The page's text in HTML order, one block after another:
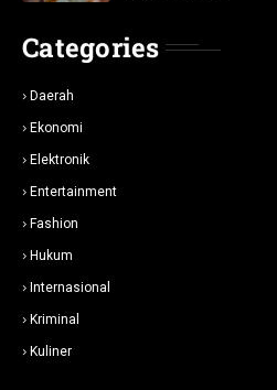
Categories
Daerah
Ekonomi
Elektronik
Entertainment
Fashion
Hukum
Internasional
Kriminal
Kuliner